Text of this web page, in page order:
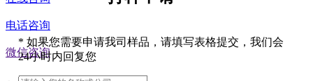
电话咨询
微信咨询
* 如果您需要申请我司样品，请填写表格提交，我们会
24小时内回复您